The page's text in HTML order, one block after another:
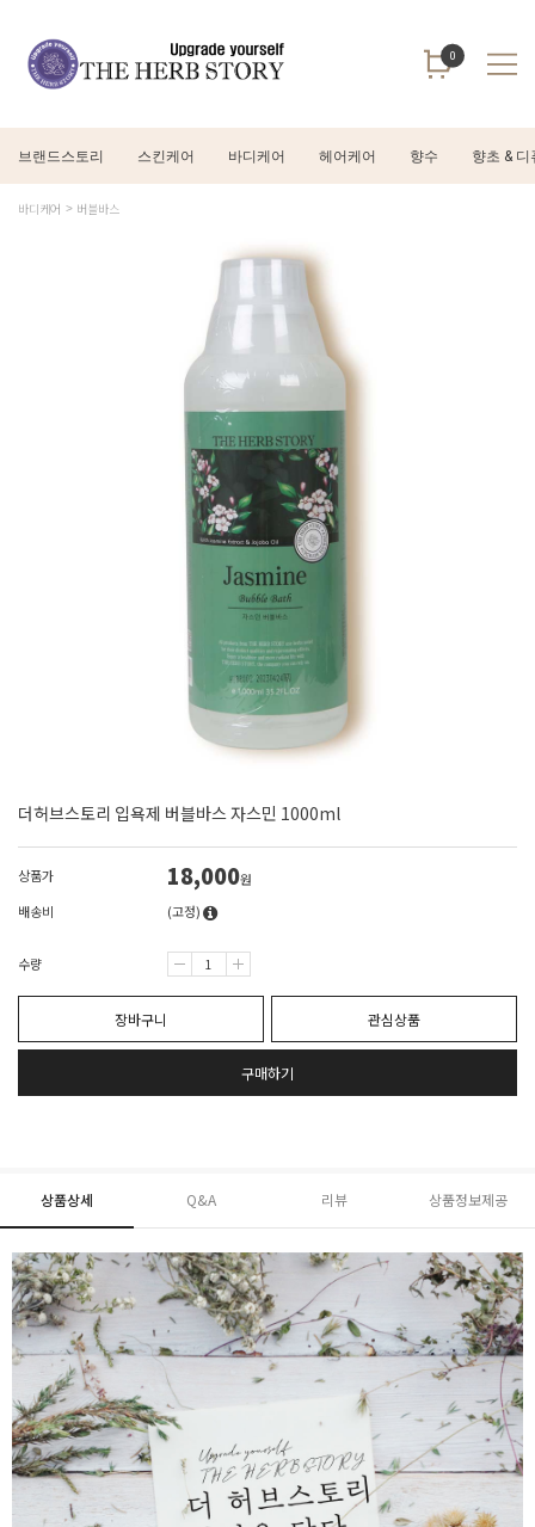
0
브랜드스토리 스킨케어 바디케어 헤어케어 향수 향초 & 디
바디케어 버블바스
더허브스토리 입욕제 버블바스 자스민 1000ml
상품가 18,000원
배송비
(고정)
수량
장바구니 관심상품
구매하기
상품상세 Q&A 리뷰 상품정보제공